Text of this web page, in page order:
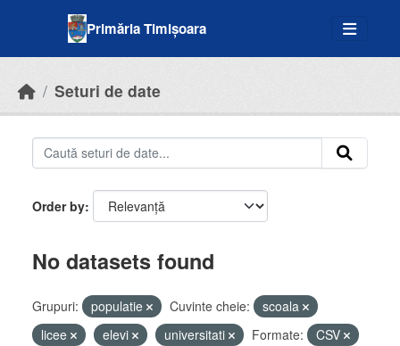
Primăria Timișoara
Seturi de date
Order by
No datasets found
Grupuri: populatie Cuvinte cheie:
scoala
licee
elevi universitati Formate:
CSV